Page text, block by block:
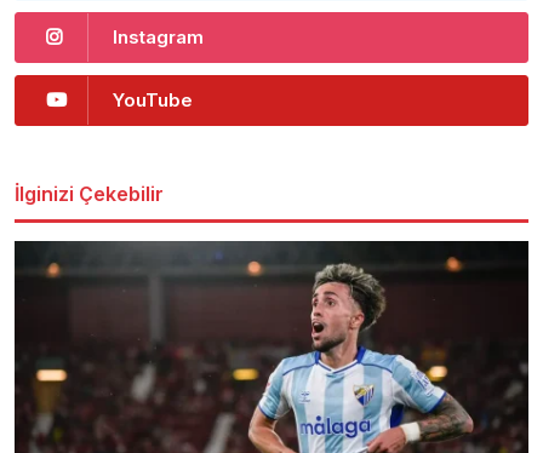
Instagram
YouTube
İlginizi Çekebilir